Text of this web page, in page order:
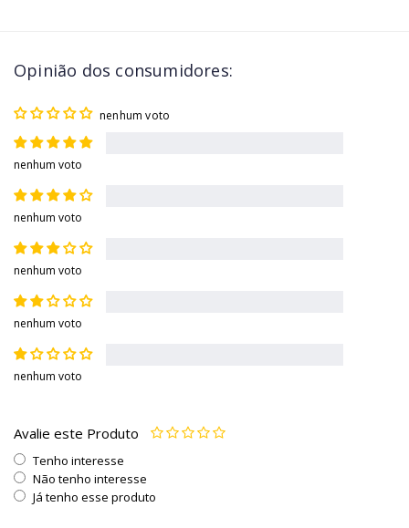
Opinião dos consumidores:
nenhum voto
nenhum voto
nenhum voto
nenhum voto
nenhum voto
nenhum voto
Avalie este Produto
Tenho interesse
Não tenho interesse
Já tenho esse produto